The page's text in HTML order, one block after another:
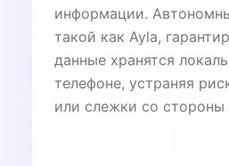
информации.
такой как Ayla,
данные хранятся
телефоне, устраняя
или слежки со стороны